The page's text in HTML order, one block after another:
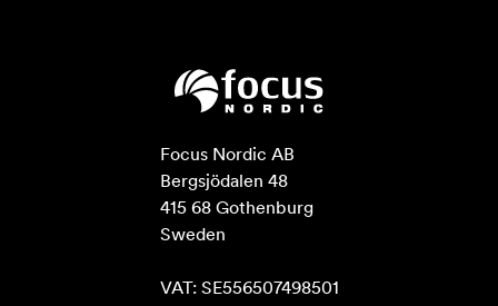
Focus Nordic AB
Bergsjödalen 48
415 68 Gothenburg
Sweden
VAT: SE556507498501